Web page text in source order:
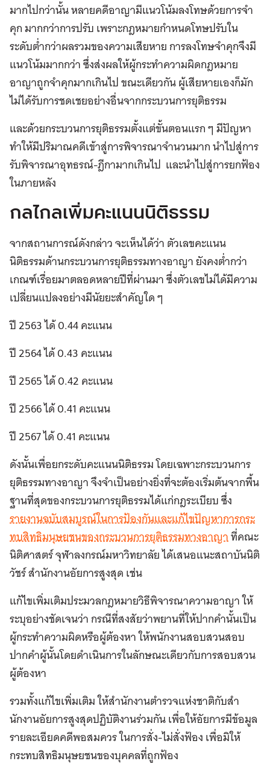
มากไปกว่านั้น หลายคดีอาญามีแนวโน้มลงโทษด้วยการจำ
คุก มากกว่าการปรับ เพราะกฎหมายกำหนดโทษปรับใน
ระดับต่ำกว่าผลรวมของความเสียหาย การลงโทษจำคุกจึงมี
แนวโน้มมากกว่า ซึ่งส่งผลให้ผู้กระทำความผิดกฎหมาย
อาญาถูกจำคุกมากเกินไป ขณะเดียวกัน ผู้เสียหายเองก็มัก
ไม่ได้รับการชดเชยอย่างอื่นจากกระบวนการยุติธรรม
และด้วยกระบวนการยุติธรรมตั้งแต่ขั้นตอนแรก ๆ มีปัญหา
ทำให้มีปริมาณคดีเข้าสู่การพิจารณาจำนวนมาก นำไปสู่การ
รับพิจารณาอุทธรณ์-ฎีกามากเกินไป และนำไปสู่การยกฟ้อง
ในภายหลัง
กลไกลเพิ่มคะแนนนิติธรรม
จากสถานการณ์ดังกล่าว จะเห็นได้ว่า ตัวเลขคะแนน
นิติธรรมด้านกระบวนการยุติธรรมทางอาญา ยังคงต่ำกว่า
เกณฑ์เรื่อยมาตลอดหลายปีที่ผ่านมา ซึ่งตัวเลขไม่ได้มีความ
เปลี่ยนแปลงอย่างมีนัยยะสำคัญใด ๆ
ปี 2563 ได้ 0.44 คะแนน
ปี 2564 ได้ 0.43 คะแนน
ปี 2565 ได้ 0.42 คะแนน
ปี 2566 ได้ 0.41 คะแนน
ปี 2567 ได้ 0.41 คะแนน
ดังนั้นเพื่อยกระดับคะแนนนิติธรรม โดยเฉพาะกระบวนการ
ยุติธรรมทางอาญา จึงจำเป็นอย่างยิ่งที่จะต้องเริ่มต้นจากพื้น
ฐานที่สุดของกระบวนการยุติธรรมได้แก่กฎระเบียบ ซึ่ง
รายงานฉบับสมบูรณ์ในการป้องกันและแก้ไขปัญหาการกระ
ทบสิทธิมนุษยชนของกระบวนการยุติธรรมทางอาญาที่คณะ
นิติศาสตร์ จุฬาลงกรณ์มหาวิทยาลัย ได้เสนอแนะสถาบันนิติ
วัชร์ สํานักงานอัยการสูงสุด เช่น
แก้ไขเพิ่มเติมประมวลกฎหมายวิธีพิจารณาความอาญา ให้
ระบุอย่างชัดเจนว่า กรณีที่สงสัยว่าพยานที่ให้ปากคํานั้นเป็น
ผู้กระทําความผิดหรือผู้ต้องหา ให้พนักงานสอบสวนสอบ
ปากคําผู้นั้นโดยดําเนินการในลักษณะเดียวกับการสอบสวน
ผู้ต้องหา
รวมทั้งแก้ไขเพิ่มเติม ให้สํานักงานตํารวจแห่งชาติกับสํา
นักงานอัยการสูงสุดปฏิบัติงานร่วมกัน เพื่อให้อัยการมีข้อมูล
รายละเอียดคดีพอสมควร ในการสั่ง-ไม่สั่งฟ้อง เพื่อมิให้
กระทบสิทธิมนุษยชนของบุคคลที่ถูกฟ้อง